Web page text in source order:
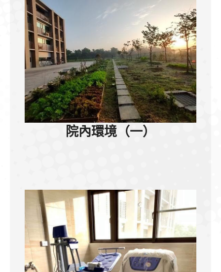
院內環境（一）